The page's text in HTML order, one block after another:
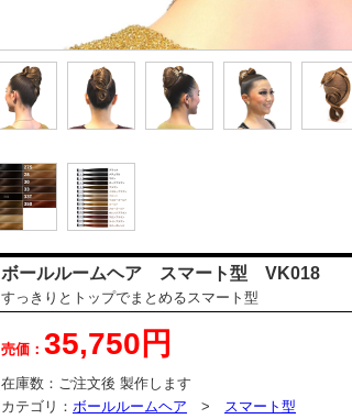
ボールルームヘア スマート型 VK018
すっきりとトップでまとめるスマート型
売価： 35,750円
在庫数： ご注文後 製作します
カテゴリ： ボールルームヘア >
スマート型